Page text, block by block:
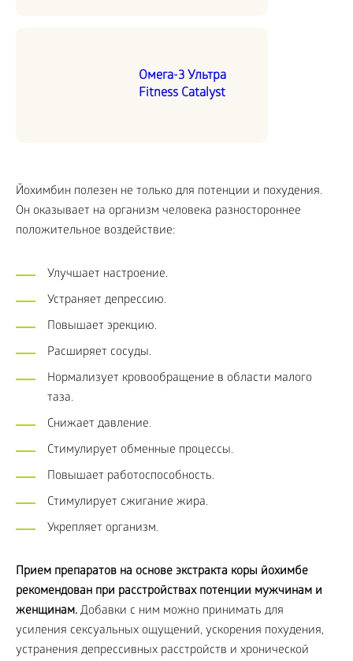
Омега-3 Ультра
Fitness Catalyst
Йохимбин полезен не только для потенции и похудения.
Он оказывает на организм человека разностороннее
положительное воздействие:
Улучшает настроение.
Устраняет депрессию.
Повышает эрекцию.
Расширяет сосуды.
Нормализует кровообращение в области малого
таза.
Снижает давление.
Стимулирует обменные процессы.
Повышает работоспособность.
Стимулирует сжигание жира.
Укрепляет организм.
Прием препаратов на основе экстракта коры йохимбе
рекомендован при расстройствах потенции мужчинам и
женщинам. Добавки с ним можно принимать для
усиления сексуальных ощущений, ускорения похудения,
устранения депрессивных расстройств и хронической